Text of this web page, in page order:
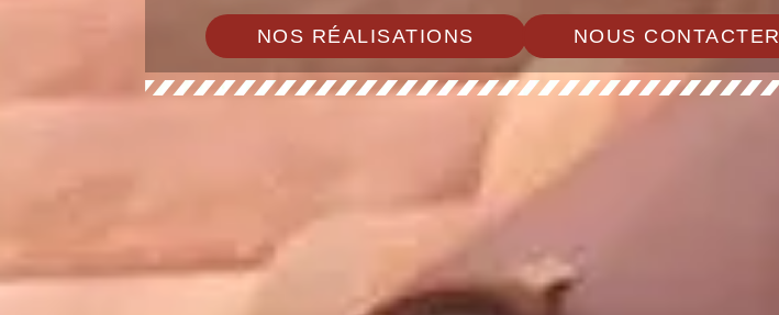
NOS RÉALISATIONS NOUS CONTACTER